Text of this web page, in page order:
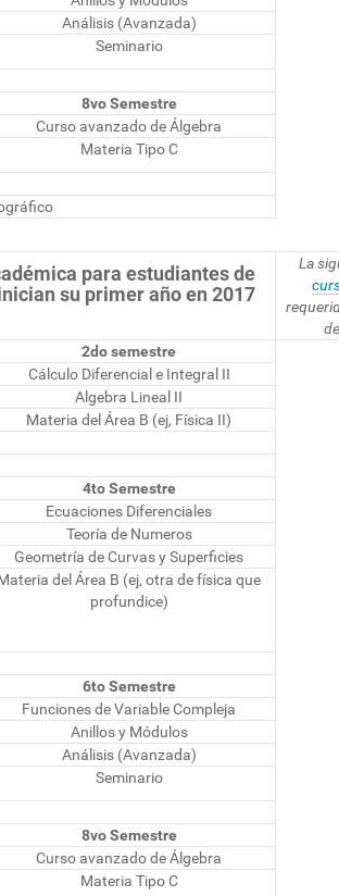
Análisis (Avanzada)
Seminario
8vo Semestre
Curso avanzado de Álgebra
Materia Tipo C
para estudiantes de
su primer año en 2017
La
2do semestre
Cálculo Diferencial e Integral II
Algebra Lineal II
Materia del Área B (ej, Física II)
4to Semestre
Ecuaciones Diferenciales
Teoría de Numeros
Geometría de Curvas y Superficies
del Área B (ej, otra de física que
profundice)
6to Semestre
Funciones de Variable Compleja
Anillos y Módulos
Análisis (Avanzada)
Seminario
8vo Semestre
Curso avanzado de Álgebra
Materia Tipo C